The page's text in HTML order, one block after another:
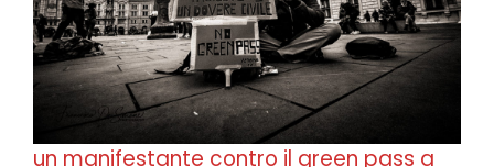
un manifestante contro il green pass a